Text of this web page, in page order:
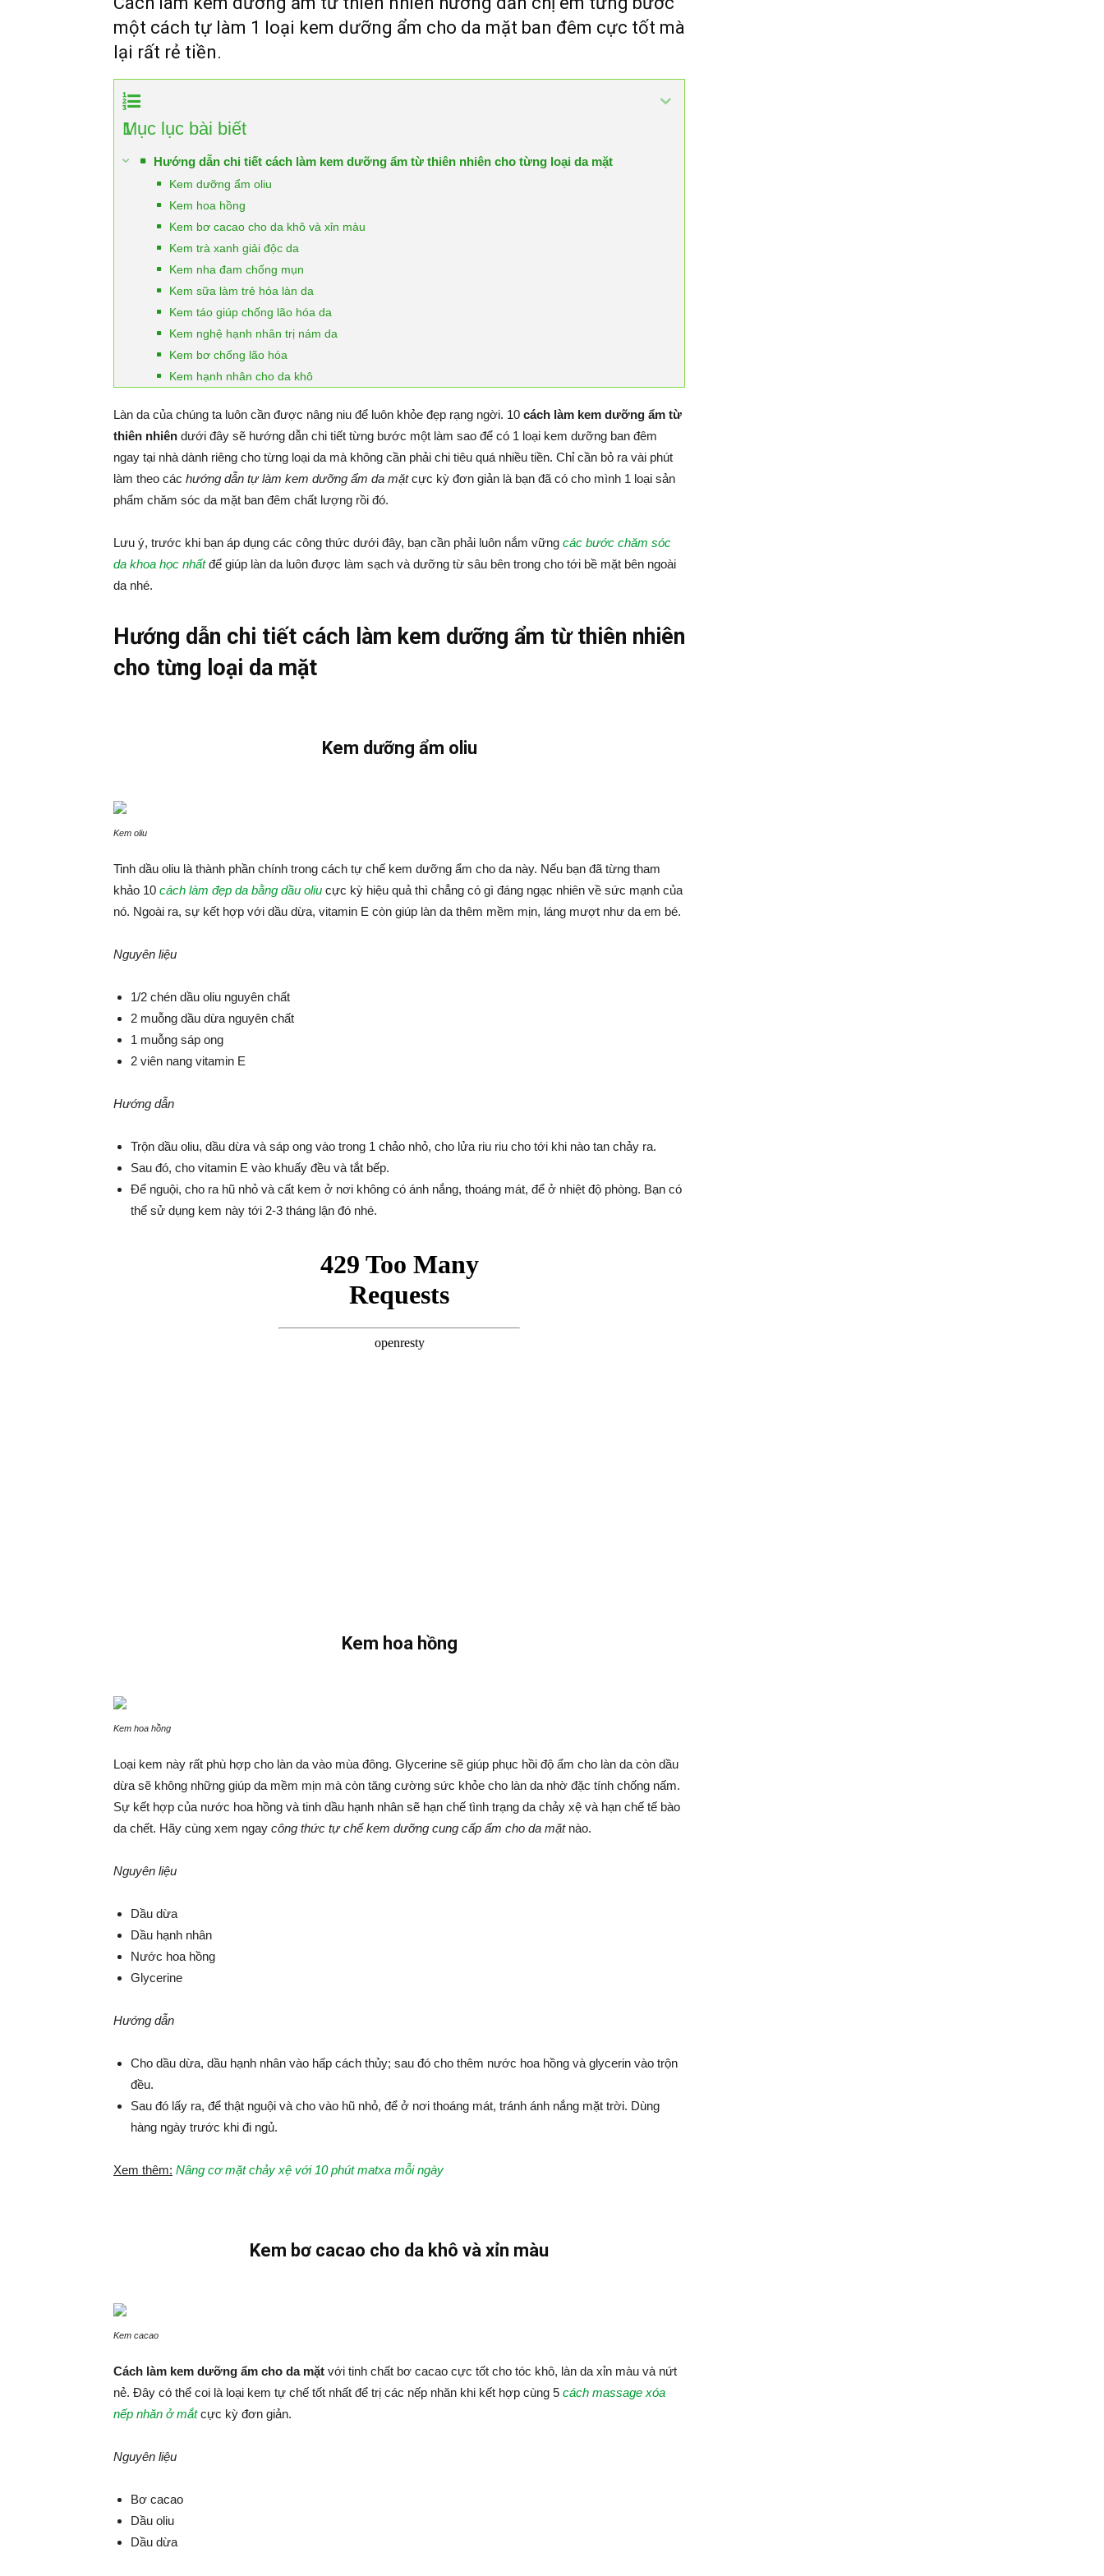
một cách tự làm 1 loại kem dưỡng ẩm cho da mặt ban đêm cực tốt mà
lại rất rẻ tiền.
1
Mục lục bài biết
Hướng dẫn chi tiết cách làm kem dưỡng ẩm từ thiên nhiên cho từng loại da mặt
Kem dưỡng ẩm oliu
Kem hoa hồng
Kem bơ cacao cho da khô và xỉn màu
Kem trà xanh giải độc da
Kem nha đam chống mụn
Kem sữa làm trẻ hóa làn da
Kem táo giúp chống lão hóa da
Kem nghệ hạnh nhân trị nám da
Kem bơ chống lão hóa
Kem hạnh nhân cho da khô
Làn da của chúng ta luôn cần được nâng niu để luôn khỏe đẹp rạng ngời. 10 cách làm kem dưỡng ẩm từ
thiên nhiên dưới đây sẽ hướng dẫn chi tiết từng bước một làm sao để có 1 loại kem dưỡng ban đêm
ngay tại nhà dành riêng cho từng loại da mà không cần phải chi tiêu quá nhiều tiền. Chỉ cần bỏ ra vài phút
làm theo các hướng dẫn tự làm kem dưỡng ẩm da mặtcực kỳ đơn giản là bạn đã có cho mình 1 loại sản
phẩm chăm sóc da mặt ban đêm chất lượng rồi đó.
Lưu ý, trước khi bạn áp dụng các công thức dưới đây, bạn cần phải luôn nắm vững các bước chăm sóc
da khoa học nhấtđể giúp làn da luôn được làm sạch và dưỡng từ sâu bên trong cho tới bề mặt bên ngoài
da nhé.
Hướng dẫn chi tiết cách làm kem dưỡng ẩm từ thiên nhiên
cho từng loại da mặt
Kem dưỡng ẩm oliu
Kem oliu
Tinh dầu oliu là thành phần chính trong cách tự chế kem dưỡng ẩm cho da này. Nếu bạn đã từng tham
khảo 10 cách làm đẹp da bằng dầu oliu cực kỳ hiệu quả thì chẳng có gì đáng ngạc nhiên về sức mạnh của
nó. Ngoài ra, sự kết hợp với dầu dừa, vitamin E còn giúp làn da thêm mềm mịn, láng mượt như da em bé.
Nguyên liệu
1/2 chén dầu oliu nguyên chất
2 muỗng dầu dừa nguyên chất
1 muỗng sáp ong
2 viên nang vitamin E
Hướng dẫn
Trộn dầu oliu, dầu dừa và sáp ong vào trong 1 chảo nhỏ, cho lửa riu riu cho tới khi nào tan chảy ra.
Sau đó, cho vitamin E vào khuấy đều và tắt bếp.
Để nguội, cho ra hũ nhỏ và cất kem ở nơi không có ánh nắng, thoáng mát, để ở nhiệt độ phòng. Bạn có
thể sử dụng kem này tới 2-3 tháng lận đó nhé.
Kem hoa hồng
Kem hoa hồng
Loại kem này rất phù hợp cho làn da vào mùa đông. Glycerine sẽ giúp phục hồi độ ẩm cho làn da còn dầu
dừa sẽ không những giúp da mềm mịn mà còn tăng cường sức khỏe cho làn da nhờ đặc tính chống nấm.
Sự kết hợp của nước hoa hồng và tinh dầu hạnh nhân sẽ hạn chế tình trạng da chảy xệ và hạn chế tế bào
da chết. Hãy cùng xem ngay công thức tự chế kem dưỡng cung cấp ẩm cho da mặtnào.
Nguyên liệu
Dầu dừa
Dầu hạnh nhân
Nước hoa hồng
Glycerine
Hướng dẫn
Cho dầu dừa, dầu hạnh nhân vào hấp cách thủy; sau đó cho thêm nước hoa hồng và glycerin vào trộn
đều.
Sau đó lấy ra, để thật nguội và cho vào hũ nhỏ, để ở nơi thoáng mát, tránh ánh nắng mặt trời. Dùng
hàng ngày trước khi đi ngủ.
Xem thêm: Nâng cơ mặt chảy xệ với 10 phút matxa mỗi ngày
Kem bơ cacao cho da khô và xỉn màu
Kem cacao
Cách làm kem dưỡng ẩm cho da mặt với tinh chất bơ cacao cực tốt cho tóc khô, làn da xỉn màu và nứt
nẻ. Đây có thể coi là loại kem tự chế tốt nhất để trị các nếp nhăn khi kết hợp cùng 5 cách massage xóa
nếp nhăn ở mắtcực kỳ đơn giản.
Nguyên liệu
Bơ cacao
Dầu oliu
Dầu dừa